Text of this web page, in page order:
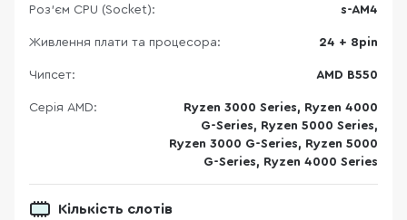
Роз'єм CPU (Socket): s-AM4
Живлення плати та процесора: 24 + 8pin
Чипсет: AMD B550
Серія AMD:
Ryzen 3000 Series, Ryzen 4000
G-Series, Ryzen 5000 Series,
Ryzen 3000 G-Series, Ryzen 5000
G-Series, Ryzen 4000 Series
Кількість слотів